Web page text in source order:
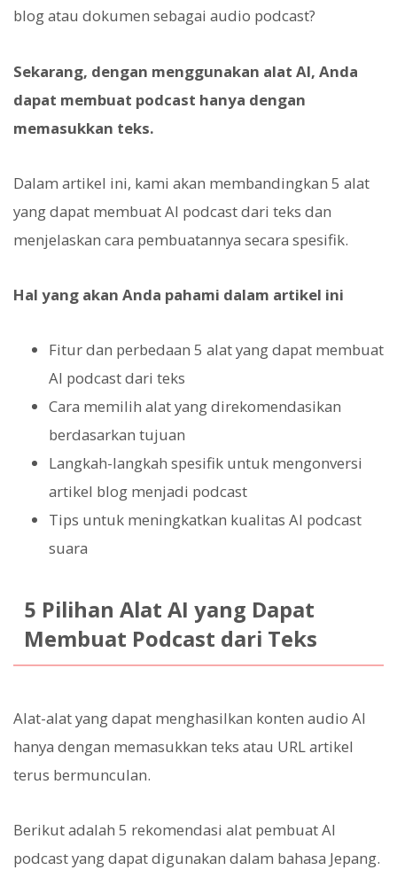
blog atau dokumen sebagai audio podcast?
Sekarang, dengan menggunakan alat AI, Anda
dapat membuat podcast hanya dengan
memasukkan teks.
Dalam artikel ini, kami akan membandingkan 5 alat
yang dapat membuat AI podcast dari teks dan
menjelaskan cara pembuatannya secara spesifik.
Hal yang akan Anda pahami dalam artikel ini
Fitur dan perbedaan 5 alat yang dapat membuat
AI podcast dari teks
Cara memilih alat yang direkomendasikan
berdasarkan tujuan
Langkah-langkah spesifik untuk mengonversi
artikel blog menjadi podcast
Tips untuk meningkatkan kualitas AI podcast
suara
5 Pilihan Alat AI yang Dapat
Membuat Podcast dari Teks
Alat-alat yang dapat menghasilkan konten audio AI
hanya dengan memasukkan teks atau URL artikel
terus bermunculan.
Berikut adalah 5 rekomendasi alat pembuat AI
podcast yang dapat digunakan dalam bahasa Jepang.